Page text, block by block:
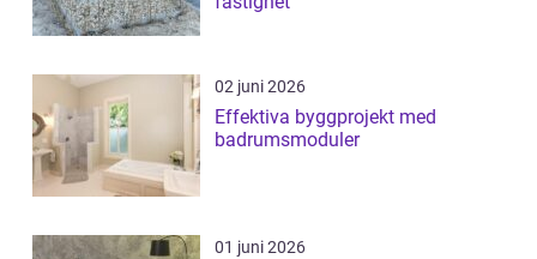
02 juni 2026
Effektiva byggprojekt med
badrumsmoduler
01 juni 2026